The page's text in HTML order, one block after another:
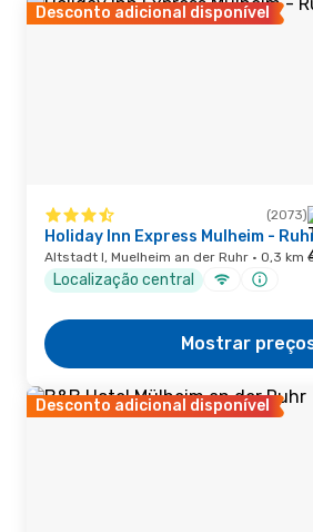
Desconto adicional disponível
(2073)
Holiday Inn Express Mulheim -
Altstadt I, Muelheim an der Ruhr · 0,3
Localização central
Mostrar
Desconto adicional disponível